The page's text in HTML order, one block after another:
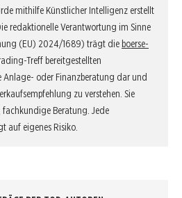
mithilfe Künstlicher Intelligenz erstellt
redaktionelle Verantwortung im Sinne
(EU) 2024/1689) trägt die boerse-
Treff bereitgestellten
Anlage- oder Finanzberatung dar und
zu verstehen. Sie
fachkundige Beratung. Jede
auf eigenes Risiko.